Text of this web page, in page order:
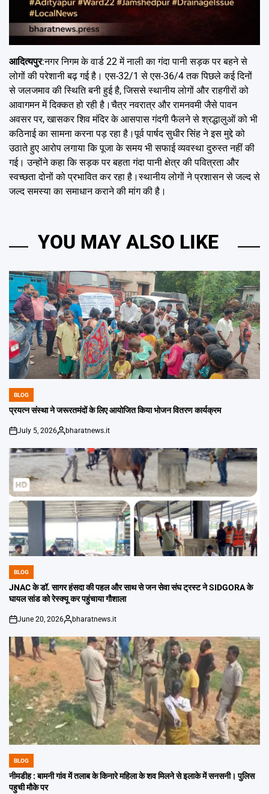
आदित्यपुर:नगर निगम के वार्ड 22 में नाली का गंदा पानी सड़क पर बहने से
लोगों की परेशानी बढ़ गई है। एस-32/1 से एस-36/4 तक पिछले कई दिनों
से जलजमाव की स्थिति बनी हुई है, जिससे स्थानीय लोगों और राहगीरों को
आवागमन में दिक्कत हो रही है।चैत्र नवरात्र और रामनवमी जैसे पावन
अवसर पर, खासकर शिव मंदिर के आसपास गंदगी फैलने से श्रद्धालुओं को भी
कठिनाई का सामना करना पड़ रहा है।पूर्व पार्षद सुधीर सिंह ने इस मुद्दे को
उठाते हुए आरोप लगाया कि पूजा के समय भी सफाई व्यवस्था दुरुस्त नहीं की
गई। उन्होंने कहा कि सड़क पर बहता गंदा पानी क्षेत्र की पवित्रता और
स्वच्छता दोनों को प्रभावित कर रहा है।स्थानीय लोगों ने प्रशासन से जल्द से
जल्द समस्या का समाधान कराने की मांग की है।
YOU MAY ALSO LIKE
POSTED
IN
BLOG
प्रयत्न संस्था ने जरूरतमंदों के लिए आयोजित किया भोजन वितरण कार्यक्रम
on
July 5, 2026
Posted
bharatnews.it
POSTED
IN
BLOG
JNAC के डॉ. सागर हंसदा की पहल और साथ से जन सेवा संघ ट्रस्ट ने SIDGORA के
घायल सांड को रेस्क्यू कर पहुंचाया गौशाला
on
June 20, 2026
Posted
bharatnews.it
POSTED
IN
BLOG
नीमडीह : बामनी गांव में तलाब के किनारे महिला के शव मिलने से इलाके में सनसनी। पुलिस
पहुची मौके पर